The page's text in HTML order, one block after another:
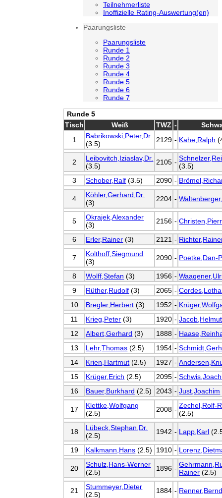
Teilnehmerliste
Inoffizielle Rating-Auswertung(en)
Paarungsliste
Paarungsliste
Runde 1
Runde 2
Runde 3
Runde 4
Runde 5
Runde 6
Runde 7
Runde 5
Tisch
Weiß TWZ -
1
Babrikowski,Peter,Dr.
(3.5)
2129 - Kahe,Ralph
2
Leibovitch,Iziaslav,Dr.
(3.5)
2105 - (3.5)
3
Schober,Ralf (3.5) 2090 -
4
Köhler,Gerhard,Dr.
(3)
2204 -
5
Okrajek,Alexander
(3)
2156 -
6 Erler,Rainer (3) 2121 -
7
Kolthoff,Siegmund
(3)
2090 - Poetke,Dan-
8 Wolff,Stefan (3) 1956 -
9
Rüther,Rudolf (3) 2065 -
10
Bregler,Herbert (3) 1952 -
11
Krieg,Peter (3) 1920 -
12
Albert,Gerhard (3) 1888 -
13
Lehr,Thomas (2.5) 1954 -
14
Krien,Hartmut (2.5) 1927 -
15
Krüger,Erich (2.5) 2095 -
16
Bauer,Burkhard (2.5) 2043 - Just,Joachim
17
Klettke,Wolfgang
(2.5)
2008 - Zechel,Rolf-
(2.5)
18
Lübeck,Stephan,Dr.
(2.5)
1942 - Lapp,Karl
19 Kalkmann,Hans (2.5) 1910 -
20
Schulz,Hans-Werner
(2.5)
1896 - Rainer (2.5)
21
Stummeyer,Dieter
(2.5)
1884 -